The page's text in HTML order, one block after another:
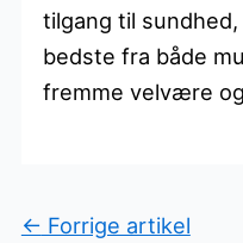
tilgang til
bedste fra både
fremme velvære
← Forrige artikel